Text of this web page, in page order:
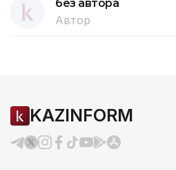
без автора
Автор
KAZINFORM